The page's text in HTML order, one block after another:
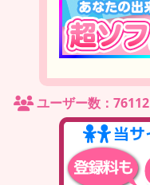
ユーザー数：76112